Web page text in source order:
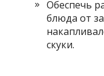
Обеспечь
блюда от
скуки.